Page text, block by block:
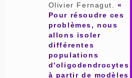
Olivier Fernagut.«
Pour résoudre ces
problèmes, nous
allons isoler
différentes
populations
d'oligodendrocytes
à partir de modèles